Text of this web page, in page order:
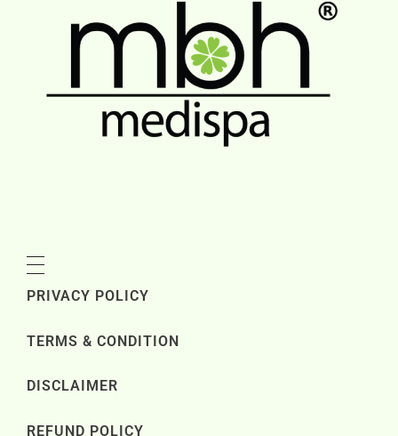
PRIVACY POLICY
TERMS & CONDITION
DISCLAIMER
REFUND POLICY